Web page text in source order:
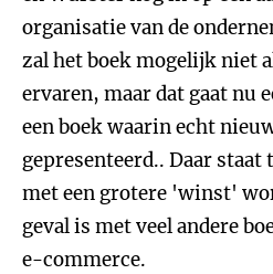
organisatie van de
zal het boek mogelijk niet
ervaren, maar dat gaat nu
een boek waarin echt
gepresenteerd.. Daar staat
met een grotere 'winst'
geval is met veel andere
e-commerce.